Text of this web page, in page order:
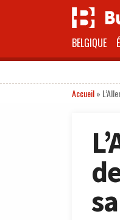
BELGIQUE
Accueil»